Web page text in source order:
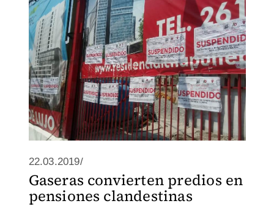
22.03.2019/
Gaseras convierten predios en
pensiones clandestinas